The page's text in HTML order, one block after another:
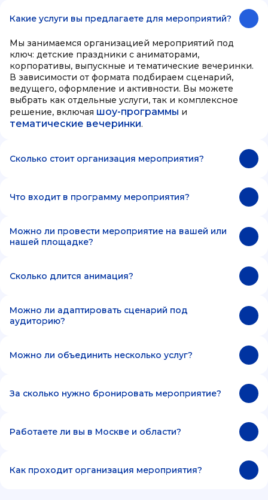
Какие услуги вы предлагаете для мероприятий?
Мы занимаемся организацией мероприятий под
ключ: детские праздники с аниматорами,
корпоративы, выпускные и тематические вечеринки.
В зависимости от формата подбираем сценарий,
ведущего, оформление и активности. Вы можете
выбрать как отдельные услуги, так и комплексное
решение, включая шоу-программы и
тематические вечеринки.
Сколько стоит организация мероприятия?
Что входит в программу мероприятия?
Можно ли провести мероприятие на вашей или
нашей площадке?
Сколько длится анимация?
Можно ли адаптировать сценарий под
аудиторию?
Можно ли объединить несколько услуг?
За сколько нужно бронировать мероприятие?
Работаете ли вы в Москве и области?
Как проходит организация мероприятия?